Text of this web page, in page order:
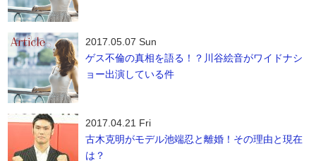
2017.05.07 Sun
ゲス不倫の真相を語る！？川谷絵音がワイドナシ
ョー出演している件
2017.04.21 Fri
古木克明がモデル池端忍と離婚！その理由と現在
は？